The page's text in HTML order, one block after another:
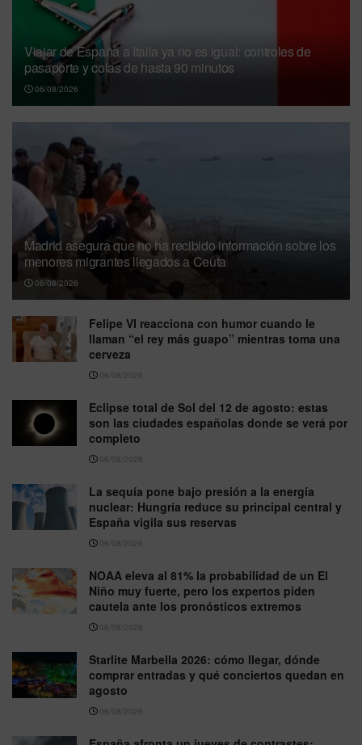
Viajar de España a Italia ya no es igual: controles de
pasaporte y colas de hasta 90 minutos
06/08/2026
Madrid asegura que no ha recibido información sobre los
menores migrantes llegados a Ceuta
06/08/2026
Felipe VI reacciona con humor cuando le
llaman “el rey más guapo” mientras toma una
cerveza
06/08/2026
Eclipse total de Sol del 12 de agosto: estas
son las ciudades españolas donde se verá por
completo
06/08/2026
La sequía pone bajo presión a la energía
nuclear: Hungría reduce su principal central y
España vigila sus reservas
06/08/2026
NOAA eleva al 81% la probabilidad de un El
Niño muy fuerte, pero los expertos piden
cautela ante los pronósticos extremos
06/08/2026
Starlite Marbella 2026: cómo llegar, dónde
comprar entradas y qué conciertos quedan en
agosto
06/08/2026